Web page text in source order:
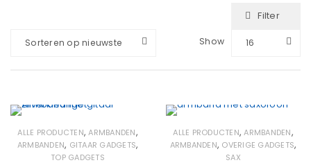
Filter
Sorteren op nieuwste Show 16
ALLE PRODUCTEN,ARMBANDEN,
ARMBANDEN, GITAAR GADGETS,
TOP GADGETS
ALLE PRODUCTEN,ARMBANDEN,
ARMBANDEN, OVERIGE GADGETS,
SAX